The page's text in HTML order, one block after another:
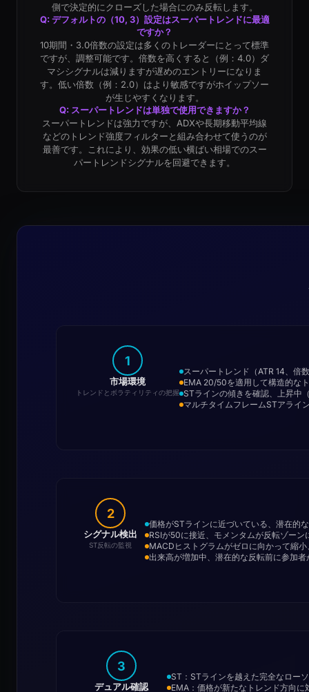
側で決定的にクローズした場合にのみ反転します。
Q: デフォルトの（10, 3）設定はスーパートレンドに最適
ですか？
10期間・3.0倍数の設定は多くのトレーダーにとって標準
ですが、調整可能です。倍数を高くすると（例：4.0）ダ
マシシグナルは減りますが遅めのエントリーになりま
す。低い倍数（例：2.0）はより敏感ですがホイップソー
が生じやすくなります。
Q: スーパートレンドは単独で使用できますか？
スーパートレンドは強力ですが、ADXや長期移動平均線
などのトレンド強度フィルターと組み合わせて使うのが
最善です。これにより、効果の低い横ばい相場でのスー
パートレンドシグナルを回避できます。
1
市場環境
トレンドとボラティリティの把握
スーパートレンド（ATR 14、倍
EMA 20/50を適用して構造的な
STラインの傾きを確認、上昇中
マルチタイムフレームSTアライ
2
シグナル検出
ST反転の監視
価格がSTラインに近づいている、潜在的
RSIが50に接近、モメンタムが反転ゾーン
MACDヒストグラムがゼロに向かって縮
出来高が増加中、潜在的な反転前に参加者
3
デュアル確認
ST：STラインを越えた完全なロー
EMA：価格が新たなトレンド方向